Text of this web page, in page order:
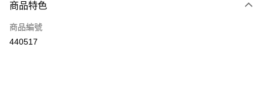
信用卡
Apple Pay
商品特色
商品編號
440517